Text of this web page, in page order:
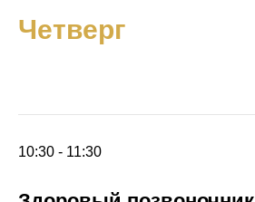
Четверг
10:30 - 11:30